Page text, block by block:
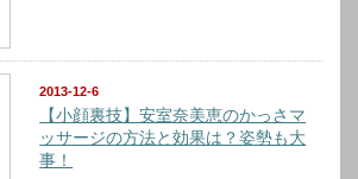
2013-12-6
【小顔裏技】安室奈美恵のかっさマ
ッサージの方法と効果は？姿勢も大
事！